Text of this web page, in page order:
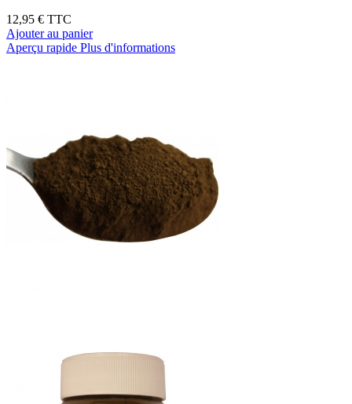
12,95 € TTC
Ajouter au panier
Aperçu rapide Plus d'informations